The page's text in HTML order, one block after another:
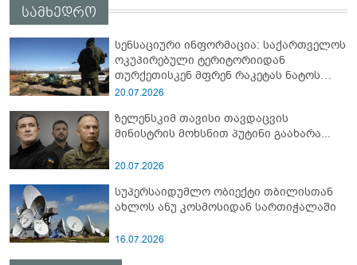
სამხედრო
სენსაციური ინფორმაცია: საქართველოს
ოკუპირებული ტერიტორიიდან
თურქეთისკენ მფრენ რაკეტას ნატოს
სამიტი კინაღამ ჩაუშლია
20.07.2026
ზელენსკიმ თავისი თავდაცვის
მინისტრის მოხსნით პუტინი გაახარა...
20.07.2026
სუპერსაიდუმლო ობიექტი თბილისთან
ახლოს ანუ კოსმოსიდან სართიჭალაში
16.07.2026